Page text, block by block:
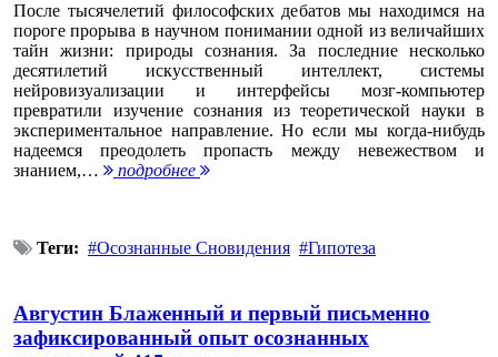
После тысячелетий философских дебатов мы находимся на
пороге прорыва в научном понимании одной из величайших
тайн жизни: природы сознания. За последние несколько
десятилетий искусственный интеллект, системы
нейровизуализации и интерфейсы мозг-компьютер
превратили изучение сознания из теоретической науки в
экспериментальное направление. Но если мы когда-нибудь
надеемся преодолеть пропасть между невежеством и
знанием,…
подробнее
Теги: Осознанные Сновидения Гипотеза
Августин Блаженный и первый письменно
зафиксированный опыт осознанных